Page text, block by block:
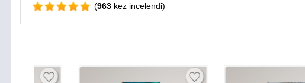
(963 kez incelendi)